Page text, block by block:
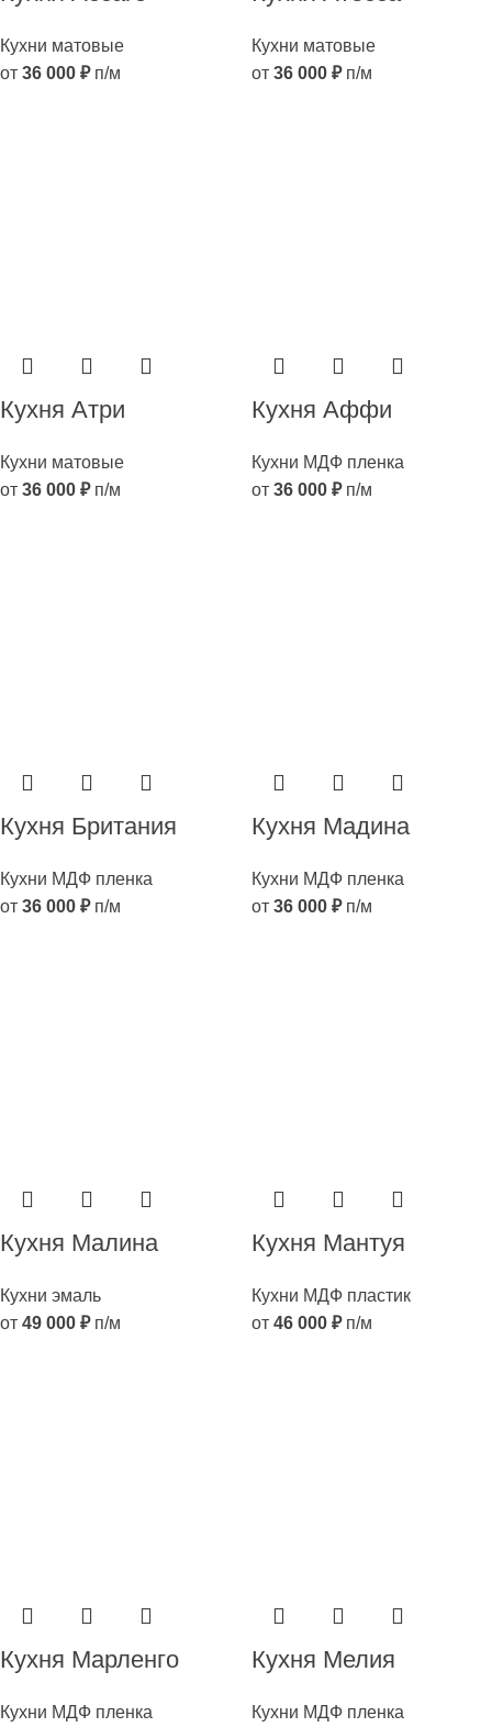
Кухни матовые
от 36 000 ₽п/м
Кухни матовые
от 36 000 ₽п/м
Кухня Атри
Кухни матовые
от 36 000 ₽п/м
Кухня Аффи
Кухни МДФ пленка
от 36 000 ₽п/м
Кухня Британия
Кухни МДФ пленка
от 36 000 ₽п/м
Кухня Мадина
Кухни МДФ пленка
от 36 000 ₽п/м
Кухня Малина
Кухни эмаль
от 49 000 ₽п/м
Кухня Мантуя
Кухни МДФ пластик
от 46 000 ₽п/м
Кухня Марленго
Кухни МДФ пленка
Кухня Мелия
Кухни МДФ пленка